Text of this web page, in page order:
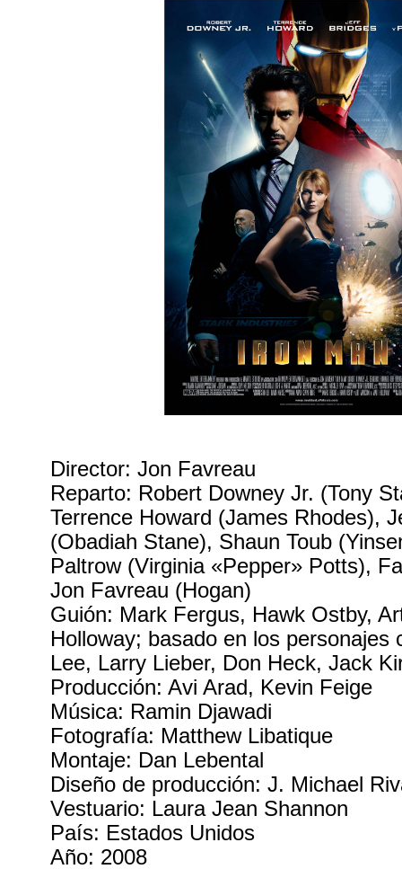
Director: Jon Favreau
Reparto: Robert Downey Jr. (Tony
Terrence Howard (James Rhodes),
(Obadiah Stane), Shaun Toub
Paltrow (Virginia «Pepper» Potts),
Jon Favreau (Hogan)
Guión: Mark Fergus, Hawk Ostby,
Holloway; basado en los personajes
Lee, Larry Lieber, Don Heck, Jack
Producción: Avi Arad, Kevin Feige
Música: Ramin Djawadi
Fotografía: Matthew Libatique
Montaje: Dan Lebental
Diseño de producción: J. Michael
Vestuario: Laura Jean Shannon
País: Estados Unidos
Año: 2008